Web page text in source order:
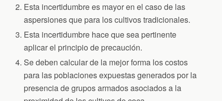
Esta incertidumbre es mayor en el caso de las
aspersiones que para los cultivos tradicionales.
Esta incertidumbre hace que sea pertinente
aplicar el principio de precaución.
Se deben calcular de la mejor forma los costos
para las poblaciones expuestas generados por la
presencia de grupos armados asociados a la